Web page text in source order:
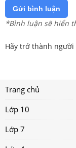
Gửi bình luận
*Bình luận sẽ hiển
Hãy trở thành
Trang chủ
Lớp 10
Lớp 7